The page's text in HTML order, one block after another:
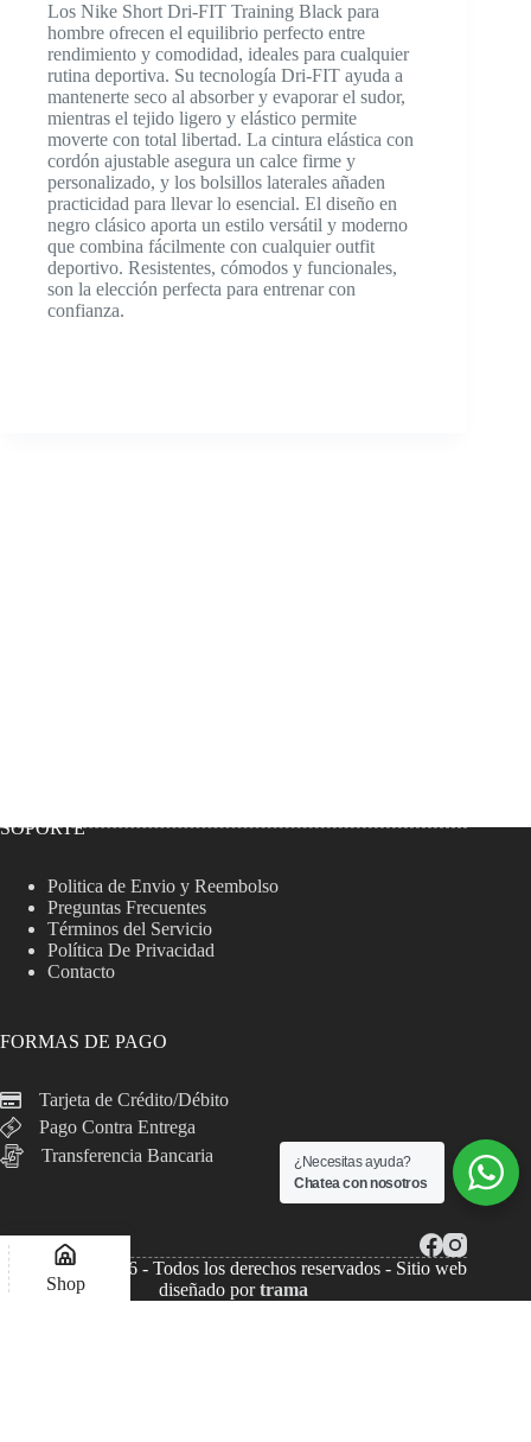
Los Nike Short Dri-FIT Training Black para
hombre ofrecen el equilibrio perfecto entre
rendimiento y comodidad, ideales para cualquier
rutina deportiva. Su tecnología Dri-FIT ayuda a
mantenerte seco al absorber y evaporar el sudor,
mientras el tejido ligero y elástico permite
moverte con total libertad. La cintura elástica con
cordón ajustable asegura un calce firme y
personalizado, y los bolsillos laterales añaden
practicidad para llevar lo esencial. El diseño en
negro clásico aporta un estilo versátil y moderno
que combina fácilmente con cualquier outfit
deportivo. Resistentes, cómodos y funcionales,
son la elección perfecta para entrenar con
confianza.
SOPORTE
Politica de Envio y Reembolso
Preguntas Frecuentes
Términos del Servicio
Política De Privacidad
Contacto
FORMAS DE PAGO
Tarjeta de Crédito/Débito
Pago Contra Entrega
Transferencia Bancaria
Copyright © 2026 - Todos los derechos reservados - Sitio web
diseñado portrama
¿Necesitas ayuda?
Chatea con nosotros
Shop